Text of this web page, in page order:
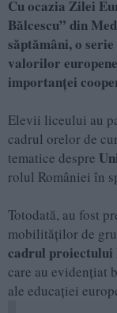
Cu ocazia Zilei
Bălcescu” din
săptămâni, o
valorilor
importanței
Elevii liceului au
cadrul orelor de
tematice despre
rolul României în
Totodată, au fost
mobilităților de
cadrul proiectului
care au evidențiat
ale educației